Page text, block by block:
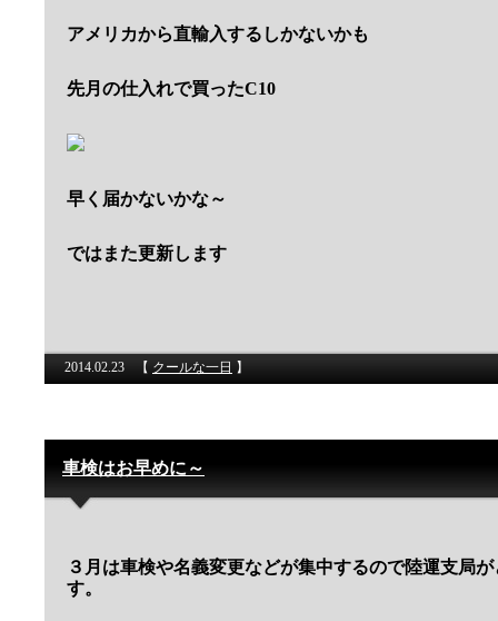
アメリカから直輸入するしかないかも
先月の仕入れで買ったC10
早く届かないかな～
ではまた更新します
2014.02.23 【 クールな一日 】
車検はお早めに～
３月は車検や名義変更などが集中するので陸運支局
す。